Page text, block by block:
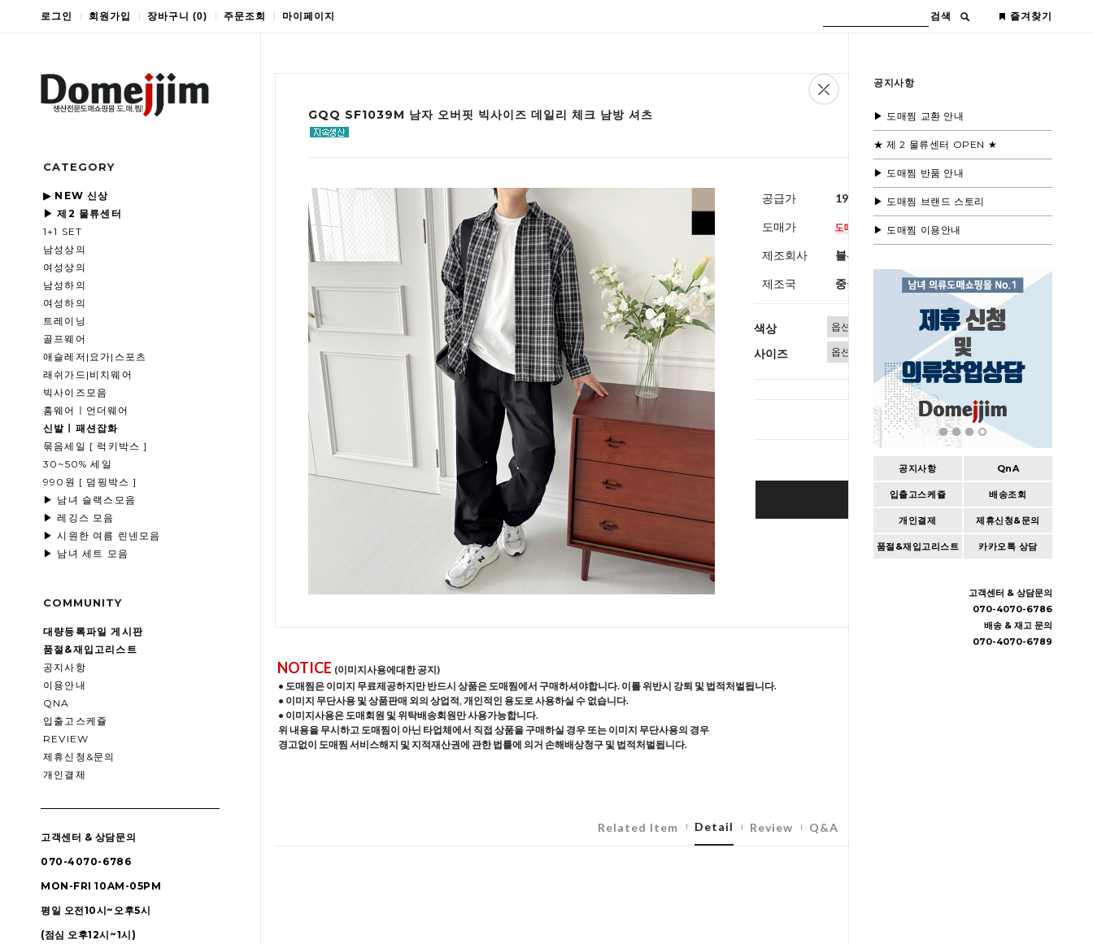
로그인 회원가입 장바구니 (0) 주문조회 마이페이지 검색 즐겨찾기
CATEGORY
▶ NEW 신상
▶ 제2 물류센터
1+1 SET
남성상의
여성상의
남성하의
여성하의
트레이닝
골프웨어
애슬레저|요가|스포츠
래쉬가드|비치웨어
빅사이즈모음
홈웨어ㅣ언더웨어
신발ㅣ패션잡화
묶음세일 [ 럭키박스 ]
30~50% 세일
990원 [ 덤핑박스 ]
▶ 남녀 슬랙스모음
▶ 레깅스 모음
▶ 시원한 여름 린넨모음
▶ 남녀 세트 모음
COMMUNITY
대량등록파일 게시판
품절&재입고리스트
공지사항
이용안내
QNA
입출고스케쥴
REVIEW
제휴신청&문의
개인결제
고객센터 & 상담문의
070-4070-6786
MON-FRI 10AM-05PM
평일 오전10시~오후5시
(점심 오후12시~1시)
공지사항
▶ 도매찜 교환 안내
★ 제 2 물류센터 OPEN ★
▶ 도매찜 반품 안내
▶ 도매찜 브랜드 스토리
▶ 도매찜 이용안내
공지사항 QnA
입출고스케쥴 배송조회
개인결제 제휴신청&문의
품절&재입고리스트 카카오톡 상담
고객센터 & 상담문의
070-4070-6786
배송 & 재고 문의
070-4070-6789
GQQ SF1039M 남자 오버핏 빅사이즈 데일리 체크 남방 셔츠
공급가 19,600원(부가세별도)
도매가
제조회사 블루모드 제휴사
제조국 중국
색상
사이즈
BUY IT NOW
Cart Wishlist
NOTICE (이미지사용에대한 공지)
• 도매찜은 이미지 무료제공하지만 반드시 상품은 도매찜에서 구매하셔야합니다. 이를 위반시 강퇴 및 법적처벌됩니다.
• 이미지 무단사용 및 상품판매 외의 상업적, 개인적인 용도로 사용하실 수 없습니다.
• 이미지사용은 도매회원 및 위탁배송회원만 사용가능합니다.
위 내용을 무시하고 도매찜이 아닌 타업체에서 직접 상품을 구매하실 경우 또는 이미지 무단사용의 경우
경고없이 도매찜 서비스해지 및 지적재산권에 관한 법률에 의거 손해배상청구 및 법적처벌됩니다.
Related Item Detail Review Q&A